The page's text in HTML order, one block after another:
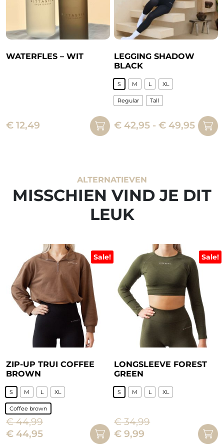
worden
de
de
productpagina
WATERFLES – WIT
€ 12,49
LEGGING SHADOW
BLACK
€ 42,95 - € 49,95
€
S M L XL
Regular Tall
product
Deze
kan
gekozen
worden
productpagina
ALTERNATIEVEN
MISSCHIEN VIND JE DIT
LEUK
Sale!
ZIP-UP TRUI COFFEE
BROWN
€44,99
Oorspronkelijke
€ 44,95Huidige
S M L XL
Coffee brown
Dit
product
Sale!
LONGSLEEVE FOREST
GREEN
€34,99
Oorspronkelijke
€ 9,99
S M L XL
product
heeft